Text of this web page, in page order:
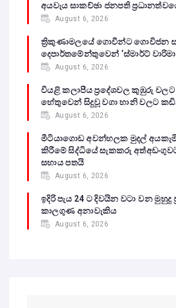
අයවැය සාකච්ඡා ජනපති
August 6, 2026
ත්‍රිකුණාමලයේ ගොවීන්ට ගොවිජන
දෙපාර්තමේන්තුවෙන් ‘ස්මාර්ට්
August 6, 2026
වියළි කලාපීය ප්‍රදේශවල කුඹුරු
හේතුවෙන් සිදුවූ වගා හානි වලට
August 6, 2026
මීටියාගොඩ අවන්හලක මුදල්
කිරීමේ සිද්ධියේ සැකකරු
සහාය පතයි
August 6, 2026
ඉදිරි පැය 24 ට දිවයින වටා වන මුහුදු
කාලගුණ අනාවැකිය
August 6, 2026